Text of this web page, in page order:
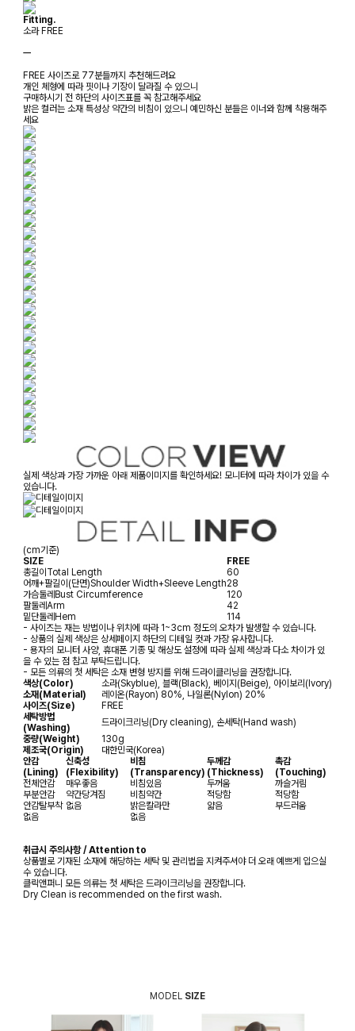
Fitting.
소라 FREE
ㅡ
FREE 사이즈로 77분들까지 추천해드려요
개인 체형에 따라 핏이나 기장이 달라질 수 있으니
구매하시기 전 하단의 사이즈표를 꼭 참고해주세요
밝은 컬러는 소재 특성상 약간의 비침이 있으니 예민하신 분들은 이너와 함께 착용해주
세요
실제 색상과 가장 가까운 아래 제품이미지를 확인하세요! 모니터에 따라 차이가 있을 수
있습니다.
(cm기준)
SIZE
FREE
총길이Total Length
60
어깨+팔길이(단면)Shoulder Width+Sleeve Length28
가슴둘레Bust Circumference
120
팔둘레Arm
42
밑단둘레Hem
114
- 사이즈는 재는 방법이나 위치에 따라 1~3cm 정도의 오차가 발생할 수 있습니다.
- 상품의 실제 색상은 상세페이지 하단의 디테일 컷과 가장 유사합니다.
- 용자의 모니터 사양, 휴대폰 기종 및 해상도 설정에 따라 실제 색상과 다소 차이가 있
을 수 있는 점 참고 부탁드립니다.
- 모든 의류의 첫 세탁은 소재 변형 방지를 위해 드라이클리닝을 권장합니다.
색상(Color)
소라(Skyblue), 블랙(Black), 베이지(Beige), 아이보리(Ivory)
소재(Material)
레이온(Rayon) 80%, 나일론(Nylon) 20%
사이즈(Size)
FREE
세탁방법
(Washing)
드라이크리닝(Dry cleaning), 손세탁(Hand wash)
중량(Weight)
130g
제조국(Origin)
대한민국(Korea)
안감
(Lining)
신축성
(Flexibility)
비침
(Transparency)
두께감
(Thickness)
촉감
(Touching)
전체안감
매우좋음 비침있음 두꺼움
까슬거림
부분안감
약간당겨짐 비침약간 적당함
적당함
안감탈부착 없음 밝은칼라만 얇음
부드러움
없음
없음
취급시 주의사항 / Attention to
상품별로 기재된 소재에 해당하는 세탁 및 관리법을 지켜주셔야 더 오래 예쁘게 입으실
수 있습니다.
클릭앤퍼니 모든 의류는 첫 세탁은 드라이크리닝을 권장합니다.
Dry Clean is recommended on the first wash.
MODEL SIZE